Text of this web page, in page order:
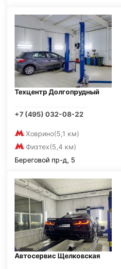
Техцентр Долгопрудный
+7 (495) 032-08-22
Ховрино(5,1 км)
Физтех(5,4 км)
Береговой пр-д, 5
Автосервис Щелковская